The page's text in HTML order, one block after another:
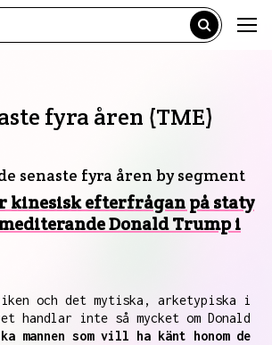
fyra åren (TME)
senaste fyra åren by segment
kinesisk efterfrågan på staty
Donald Trump i
och det mytiska, arketypiska i
handlar inte så mycket om Donald
mannen som vill ha känt honom de